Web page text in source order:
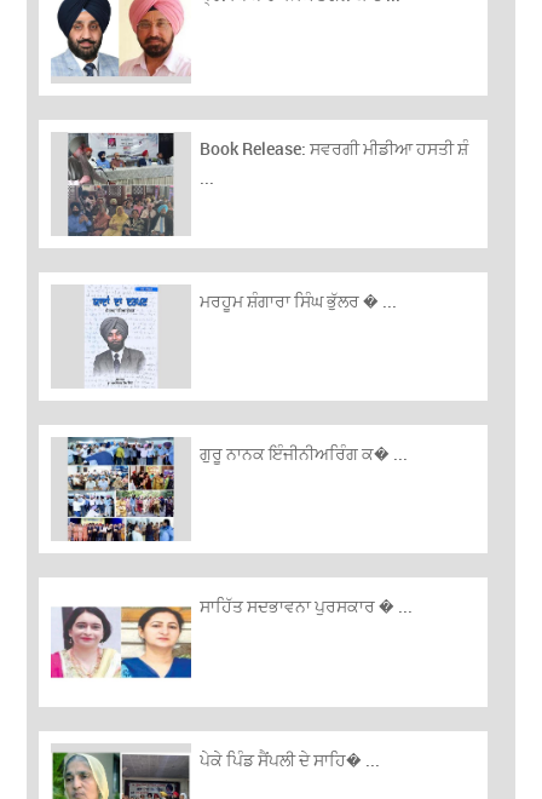
Book Release: ਸਵਰਗੀ ਮੀਡੀਆ ਹਸਤੀ ਸ਼ੰ
ਮਰਹੂਮ ਸ਼ੰਗਾਰਾ ਸਿੰਘ ਭੁੱਲਰ � ...
ਗੁਰੂ ਨਾਨਕ ਇੰਜੀਨੀਅਰਿੰਗ ਕ� ...
ਸਾਹਿੱਤ ਸਦਭਾਵਨਾ ਪੁਰਸਕਾਰ � ...
ਪੇਕੇ ਪਿੰਡ ਸੈਂਪਲੀ ਦੇ ਸਾਹਿ� ...